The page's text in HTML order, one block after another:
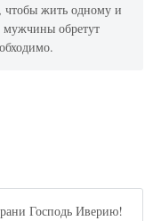
жить одному и
мужчины обретут
Господь Иверию!